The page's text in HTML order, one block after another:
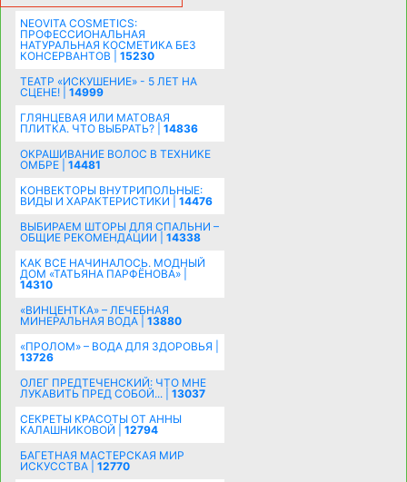
NEOVITA COSMETICS:
ПРОФЕССИОНАЛЬНАЯ
НАТУРАЛЬНАЯ КОСМЕТИКА БЕЗ
КОНСЕРВАНТОВ | 15230
ТЕАТР «ИСКУШЕНИЕ» - 5 ЛЕТ НА
СЦЕНЕ! | 14999
ГЛЯНЦЕВАЯ ИЛИ МАТОВАЯ
ПЛИТКА. ЧТО ВЫБРАТЬ? | 14836
ОКРАШИВАНИЕ ВОЛОС В ТЕХНИКЕ
ОМБРЕ | 14481
КОНВЕКТОРЫ ВНУТРИПОЛЬНЫЕ:
ВИДЫ И ХАРАКТЕРИСТИКИ | 14476
ВЫБИРАЕМ ШТОРЫ ДЛЯ СПАЛЬНИ –
ОБЩИЕ РЕКОМЕНДАЦИИ | 14338
КАК ВСЕ НАЧИНАЛОСЬ. МОДНЫЙ
ДОМ «ТАТЬЯНА ПАРФЁНОВА» |
14310
«ВИНЦЕНТКА» – ЛЕЧЕБНАЯ
МИНЕРАЛЬНАЯ ВОДА | 13880
«ПРОЛОМ» – ВОДА ДЛЯ ЗДОРОВЬЯ |
13726
ОЛЕГ ПРЕДТЕЧЕНСКИЙ: ЧТО МНЕ
ЛУКАВИТЬ ПРЕД СОБОЙ... | 13037
СЕКРЕТЫ КРАСОТЫ ОТ АННЫ
КАЛАШНИКОВОЙ | 12794
БАГЕТНАЯ МАСТЕРСКАЯ МИР
ИСКУССТВА | 12770